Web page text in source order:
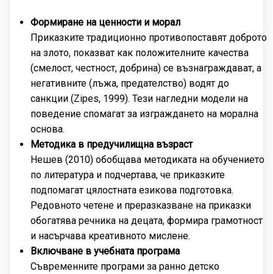
Формиране на ценности и морал
Приказките традиционно противопоставят доброто
на злото, показват как положителните качества
(смелост, честност, добрина) се възнаграждават, а
негативните (лъжа, предателство) водят до
санкции (Zipes, 1999). Тези нагледни модели на
поведение спомагат за изграждането на морална
основа.
Методика в предучилищна възраст
Нешев (2010) обобщава методиката на обучението
по литература и подчертава, че приказките
подпомагат цялостната езикова подготовка.
Редовното четене и преразказване на приказки
обогатява речника на децата, формира грамотност
и насърчава креативното мислене.
Включване в учебната програма
Съвременните програми за ранно детско